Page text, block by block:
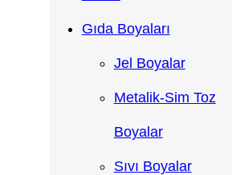
Gıda Boyaları
Jel Boyalar
Metalik-Sim Toz
Boyalar
Sıvı Boyalar